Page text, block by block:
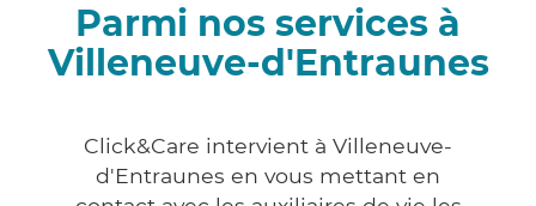
Parmi nos services à
Villeneuve-d'Entraunes
Click&Care intervient à Villeneuve-
d'Entraunes en vous mettant en